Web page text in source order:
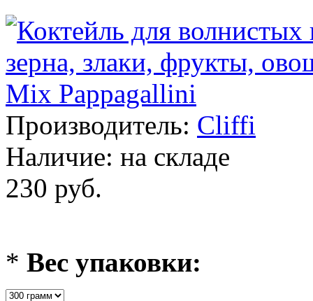
Производитель: Cliffi
Наличие: на складе
230 руб.
* Вес упаковки: